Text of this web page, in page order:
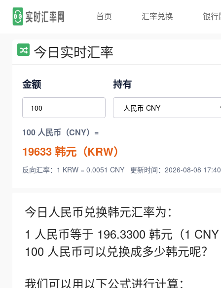
首页 汇率兑换 银行
今日实时汇率
金额 持有
100 人民币（CNY）=
19633韩元（KRW）
反向汇率：1 KRW = 0.0051 CNY 更新时间：2026-08-08
今日人民币兑换韩元汇率为：
1 人民币等于 196.3300 韩元（1
100 人民币可以兑换成多少韩元呢？
我们可以用以下公式进行计算：